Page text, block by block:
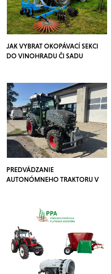
JAK VYBRAT OKOPÁVACÍ SEKCI
DO VINOHRADU ČI SADU
PREDVÁDZANIE
AUTONÓMNEHO TRAKTORU V